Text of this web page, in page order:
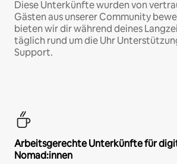
Diese Unterkünfte wurden von
Gästen aus unserer Community
bieten wir dir während deines
täglich rund um die Uhr
Support.
Arbeitsgerechte Unterkünfte für
Nomad:innen